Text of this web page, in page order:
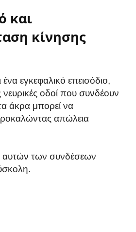
και
κίνησης
εγκεφαλικό επεισόδιο,
οδοί που συνδέουν
άκρα μπορεί να
απώλεια
των συνδέσεων